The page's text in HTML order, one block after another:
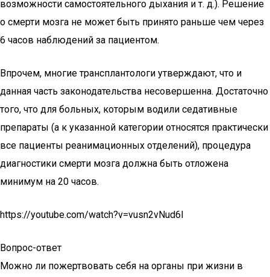
возможности самостоятельного дыхания и т. д.). Решение
о смерти мозга не может быть принято раньше чем через
6 часов наблюдений за пациентом.
Впрочем, многие трансплантологи утверждают, что и
данная часть законодательства несовершенна. Достаточно
того, что для больных, которым водили седативные
препараты (а к указанной категории относятся практически
все пациенты реанимационных отделений), процедура
диагностики смерти мозга должна быть отложена
минимум на 20 часов.
https://youtube.com/watch?v=vusn2vNud6I
Вопрос-ответ
Можно ли пожертвовать себя на органы при жизни в